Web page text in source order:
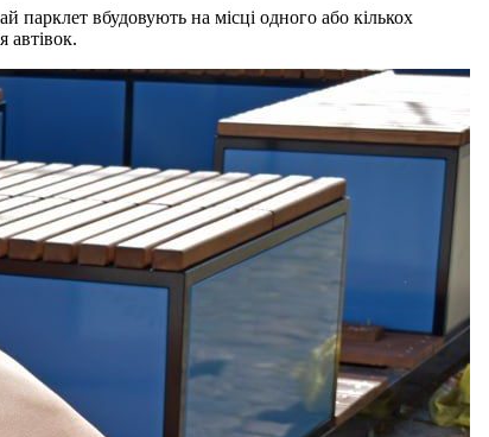
парклет вбудовують на місці одного або кількох
автівок.